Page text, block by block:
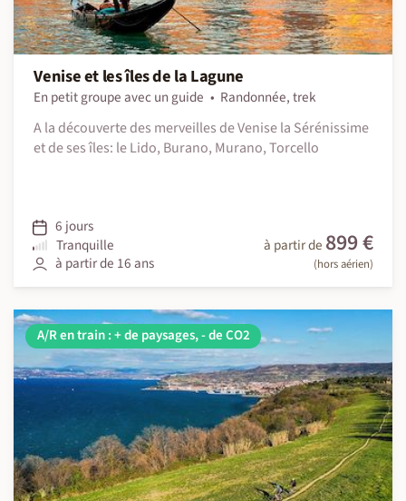
Venise et les îles de la Lagune
En petit groupe avec un guide
Randonnée, trek
A la découverte des merveilles de Venise la Sérénissime
et de ses îles: le Lido, Burano, Murano, Torcello
6 jours
Tranquille
à partir de 16 ans
à partir de 899 €
(hors aérien)
A/R en train : + de paysages, - de CO2